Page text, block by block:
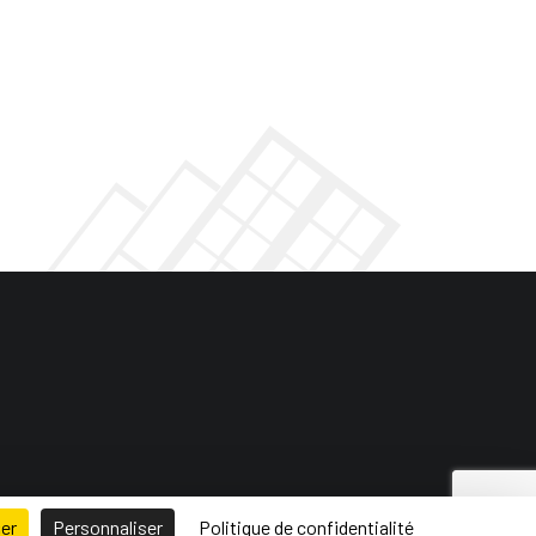
de site Personnaliser Politique de confidentialité